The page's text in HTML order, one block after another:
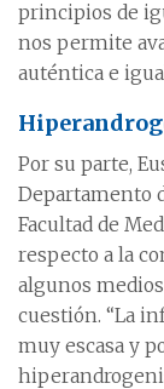
principios de
nos permite
auténtica e
Por su parte,
Departamento
Facultad de
respecto a la
algunos
cuestión. “La
muy escasa y